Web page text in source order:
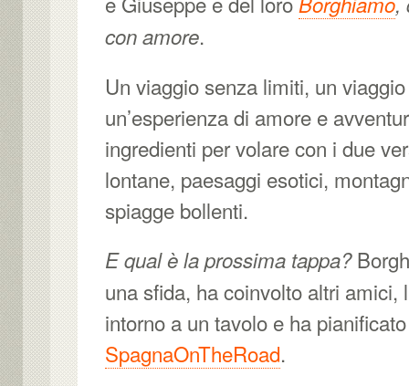
con amore.
Un viaggio senza limiti, un
un’esperienza di amore e
ingredienti per volare con i due
lontane, paesaggi esotici,
spiagge bollenti.
E qual è la prossima tappa?
una sfida, ha coinvolto altri amici,
intorno a un tavolo e ha
SpagnaOnTheRoad.